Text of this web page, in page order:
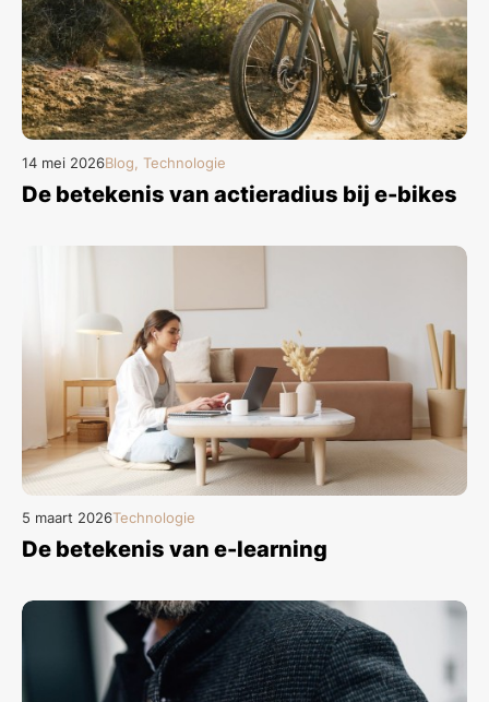
14 mei 2026Blog, Technologie
De betekenis van actieradius bij e-bikes
5 maart 2026Technologie
De betekenis van e-learning